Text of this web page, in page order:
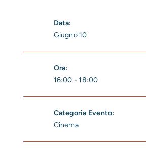
Data:
Giugno 10
Ora:
16:00 - 18:00
Categoria Evento:
Cinema